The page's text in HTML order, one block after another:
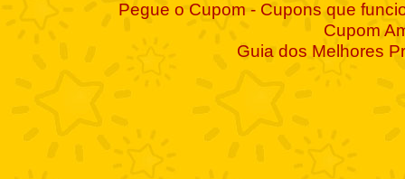
Pegue o Cupom - Cupons que
Cupom
Guia dos Melhores